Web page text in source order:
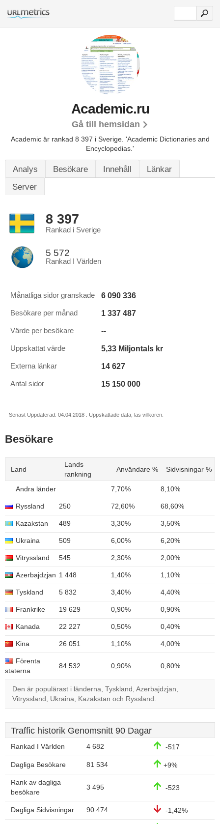
Academic.ru
Gå till hemsidan
Academic är rankad 8 397 i Sverige. 'Academic Dictionaries and
Encyclopedias.'
Analys Besökare Innehåll
Länkar
Server
8 397
Rankad i Sverige
5 572
Rankad I Världen
Månatliga sidor granskade 6 090 336
Besökare per månad 1 337 487
Värde per besökare --
Uppskattat värde 5,33 Miljontals kr
Externa länkar 14 627
Antal sidor 15 150 000
Senast Uppdaterad: 04.04.2018 . Uppskattade data, läs villkoren.
Besökare
Land
Lands
rankning
Användare % Sidvisningar %
Andra länder 7,70% 8,10%
Ryssland 250 72,60% 68,60%
Kazakstan 489 3,30% 3,50%
Ukraina 509 6,00% 6,20%
Vitryssland 545 2,30% 2,00%
Azerbajdzjan 1 448 1,40% 1,10%
Tyskland 5 832 3,40% 4,40%
Frankrike 19 629 0,90% 0,90%
Kanada 22 227 0,50% 0,40%
Kina 26 051 1,10% 4,00%
Förenta
staterna
84 532 0,90% 0,80%
Den är populärast i länderna, Tyskland, Azerbajdzjan,
Vitryssland, Ukraina, Kazakstan och Ryssland.
Traffic historik Genomsnitt 90 Dagar
Rankad I Världen 4 682 -517
Dagliga Besökare 81 534 +9%
Rank av dagliga
besökare
3 495 -523
Dagliga Sidvisningar 90 474 -1,42%